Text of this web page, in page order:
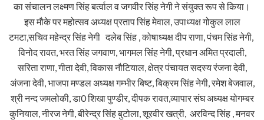
का संचालन लक्ष्मण सिंह बर्त्वाल व जगवीर सिंह नेगी ने संयुक्त रूप से किया।
इस मौके पर महोत्सव अध्यक्ष प्रताप सिंह मेवाल, उपाध्यक्ष गोकुल लाल
टमटा,सचिव महेन्द्र सिंह नेगी दलेब सिंह , कोषाध्यक्ष दीप राणा, पंचम सिंह नेगी,
विनोद रावत, भरत सिंह जगवाण, भागमल सिंह नेगी, प्रधान अमित प्रदाली,
सरिता राणा, गीता देवी, विकास नौटियाल, क्षेत्र पंचायत सदस्य रंजना देवी,
अंजना देवी, भाजपा मण्डल अध्यक्ष गम्भीर बिष्ट, बिक्रम सिंह नेगी, रमेश बेजवाल,
श्री नन्द जमलोकी, डा0 शिखा पुण्डीर, दीपक रावत,व्यापार संघ अध्यक्ष योगम्बर
कुनियाल, नीरज नेगी, बीरेन्द्र सिंह बुटोला, शूरवीर खत्री, अरविन्द सिंह , मनवर